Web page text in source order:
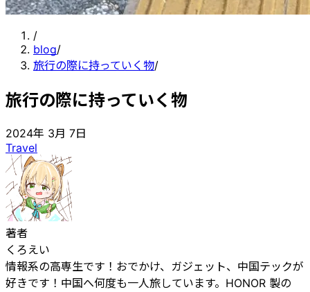
/
blog/
旅行の際に持っていく物/
旅行の際に持っていく物
2024年 3月 7日
Travel
著者
くろえい
情報系の高専生です！おでかけ、ガジェット、中国テックが
好きです！中国へ何度も一人旅しています。HONOR 製の